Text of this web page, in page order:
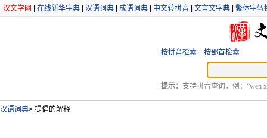
汉文学网 在线新华字典 汉语词典 成语词典 中文转拼音 文言文字典 繁体字转
按拼音检索 按部首检索
提示： 支持拼音查询，例：“wen
汉语词典> 提倡的解释